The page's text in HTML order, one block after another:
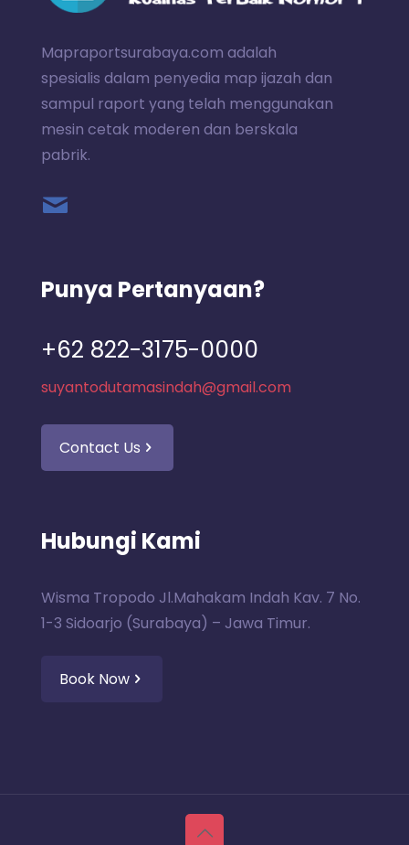
Mapraportsurabaya.com adalah
spesialis dalam penyedia map ijazah dan
sampul raport yang telah menggunakan
mesin cetak moderen dan berskala
pabrik.
Punya Pertanyaan?
+62 822-3175-0000
suyantodutamasindah@gmail.com
Contact Us
Hubungi Kami
Wisma Tropodo Jl.Mahakam Indah Kav. 7 No.
1-3 Sidoarjo (Surabaya) – Jawa Timur.
Book Now